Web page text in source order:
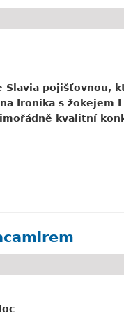
Slavia pojišťovnou,
Ironika s žokejem
kvalitní